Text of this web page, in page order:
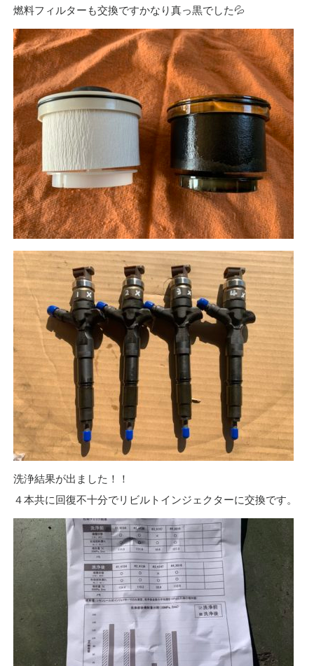
燃料フィルターも交換ですかなり真っ黒でした💦
洗浄結果が出ました！！
４本共に回復不十分でリビルトインジェクターに交換です。